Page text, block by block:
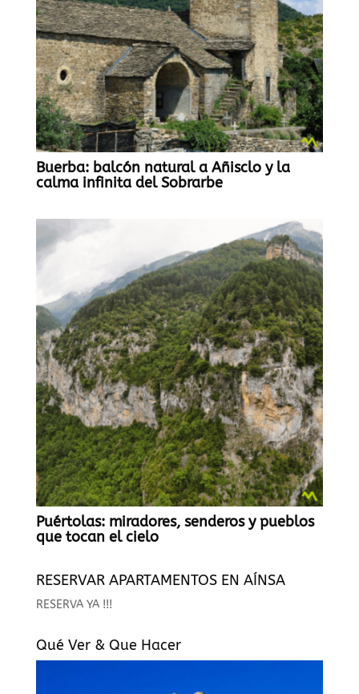
Buerba: balcón natural a Añisclo y la
calma infinita del Sobrarbe
Puértolas: miradores, senderos y pueblos
que tocan el cielo
RESERVAR APARTAMENTOS EN AÍNSA
RESERVA YA !!!
Qué Ver & Que Hacer